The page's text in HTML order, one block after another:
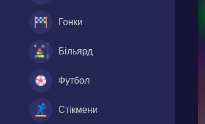
Гонки
Більярд
Футбол
Стікмени